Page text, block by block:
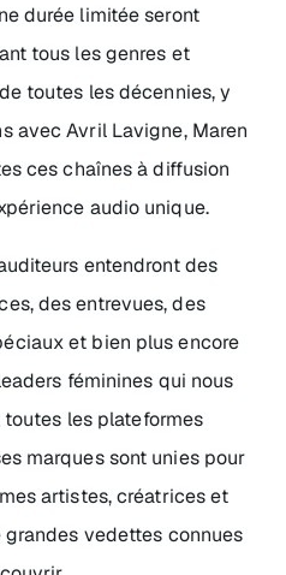
durée limitée seront
tous les genres et
toutes les décennies, y
avec Avril Lavigne, Maren
ces chaînes à diffusion
audio unique.
entendront des
des entrevues, des
et bien plus encore
féminines qui nous
les plateformes
marques sont unies pour
artistes, créatrices et
grandes vedettes connues